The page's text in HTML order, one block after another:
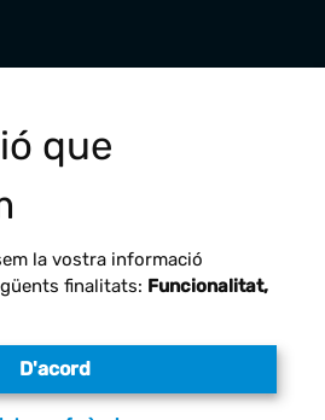
que
la vostra informació
finalitats: Funcionalitat,
D'acord